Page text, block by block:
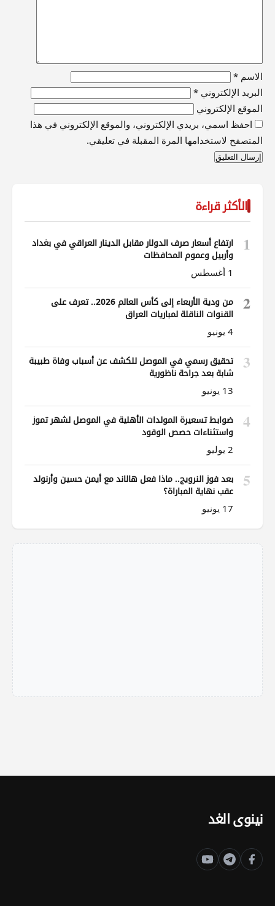
الاسم *
البريد الإلكتروني *
الموقع الإلكتروني
احفظ اسمي، بريدي الإلكتروني، والموقع الإلكتروني في هذا
المتصفح لاستخدامها المرة المقبلة في تعليقي.
الأكثر قراءة
1
ارتفاع أسعار صرف الدولار مقابل الدينار العراقي في بغداد
وأربيل وعموم المحافظات
1 أغسطس
2
من ودية الأربعاء إلى كأس العالم 2026.. تعرف على
القنوات الناقلة لمباريات العراق
4 يونيو
3
تحقيق رسمي في الموصل للكشف عن أسباب وفاة طبيبة
شابة بعد جراحة ناظورية
13 يونيو
4
ضوابط تسعيرة المولدات الأهلية في الموصل لشهر تموز
واستثناءات حصص الوقود
2 يوليو
5
بعد فوز النرويج.. ماذا فعل هالاند مع أيمن حسين وأرنولد
عقب نهاية المباراة؟
17 يونيو
نينوى الغد